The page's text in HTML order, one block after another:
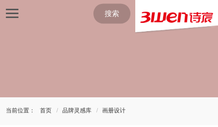
搜索
当前位置： 首页 品牌灵感库 画册设计